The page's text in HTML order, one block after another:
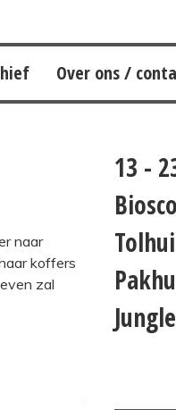
Over ons /
naar
koffers
zal
13 -